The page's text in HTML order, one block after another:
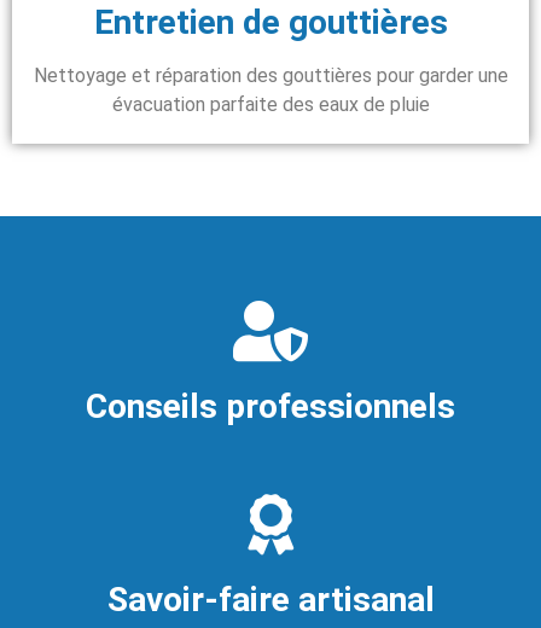
Entretien de gouttières
Nettoyage et réparation des gouttières pour garder une
évacuation parfaite des eaux de pluie
Conseils professionnels
Savoir-faire artisanal